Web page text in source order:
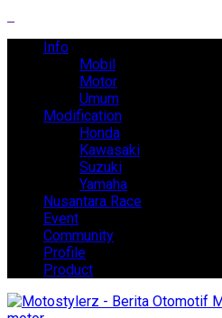
Info
Mobil
Motor
Umum
Modification
Honda
Kawasaki
Suzuki
Yamaha
Nusantara Race
Event
Community
Profile
Product